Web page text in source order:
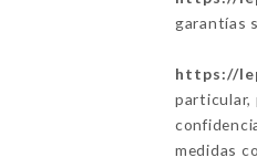
garantías
https://
particular,
medidas